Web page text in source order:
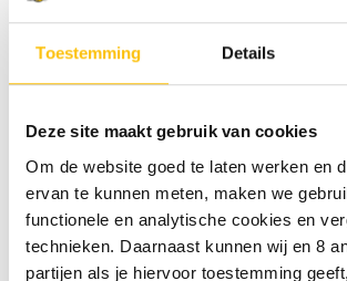
Toestemming Details
Deze site maakt gebruik van cookies
Om de website goed te laten werken en
ervan te kunnen meten, maken we
functionele en analytische cookies en
technieken. Daarnaast kunnen wij en 8
partijen als je hiervoor toestemming
dat schuimt, ruikt én smaakt zo als
het bier te halen, blijft de
geur en -smaak behouden. En
Durf jij dit bier aan? Verrassend
zacht moutig en fijne
Waanzinnig lekker bij: Hollandse